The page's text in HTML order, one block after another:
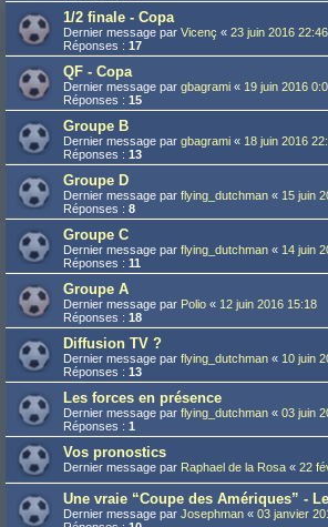
1/2 finale - Copa
Dernier message par Vicenç « 23 juin 2016 22:46
Réponses : 17
QF - Copa
Dernier message par gbagrami « 19 juin 2016
Réponses : 15
Groupe B
Dernier message par gbagrami « 18 juin 2016
Réponses : 13
Groupe D
Dernier message par flying_dutchman « 15 juin
Réponses : 8
Groupe C
Dernier message par flying_dutchman « 14 juin
Réponses : 11
Groupe A
Dernier message par Polio « 12 juin 2016 15:18
Réponses : 18
Diffusion TV ?
Dernier message par flying_dutchman « 10 juin
Réponses : 13
Les forces en présence
Dernier message par flying_dutchman « 03 juin
Réponses : 1
Vos pronostics
Dernier message par Raphael de la Rosa « 22
Une vraie “Coupe des Amériques” -
Dernier message par Josephman « 03 janvier